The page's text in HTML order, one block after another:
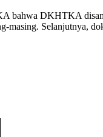
bahwa DKHTKA
Selanjutnya,